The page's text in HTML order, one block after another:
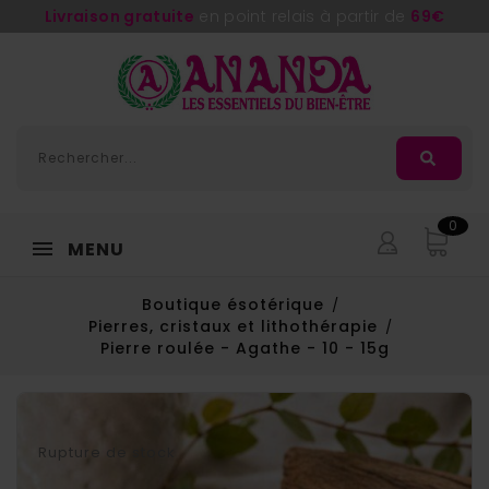
Livraison gratuite 69€
MENU
0
Boutique ésotérique
Pierres, cristaux et lithothérapie
Pierre roulée - Agathe - 10 - 15g
Rupture de stock